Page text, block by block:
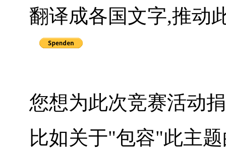
翻译成各国文字,推动
您想为此次竞赛活动
比如关于"包容"此主